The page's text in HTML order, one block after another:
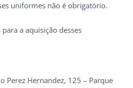
uniformes não é obrigatório.
a aquisição desses
Perez Hernandez, 125 – Parque